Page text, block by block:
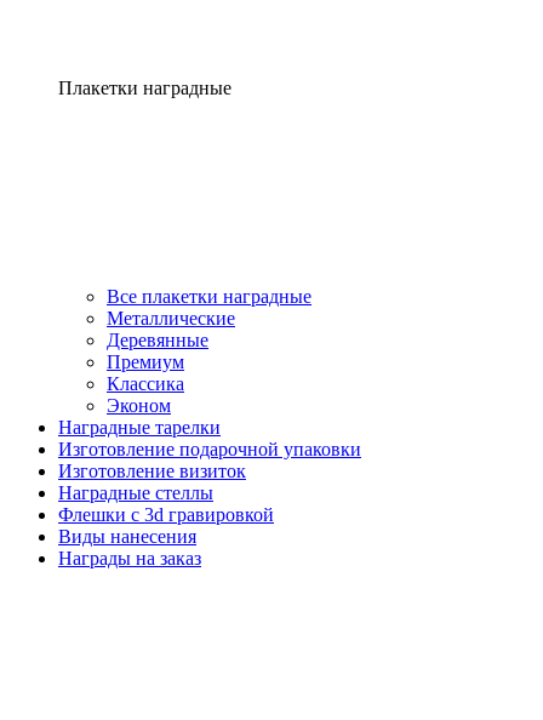
Плакетки наградные
Все плакетки наградные
Металлические
Деревянные
Премиум
Классика
Эконом
Наградные тарелки
Изготовление подарочной упаковки
Изготовление визиток
Наградные стеллы
Флешки с 3d гравировкой
Виды нанесения
Награды на заказ